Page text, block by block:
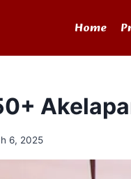
Home
6, 2025